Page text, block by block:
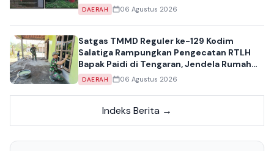
DAERAH 06 Agustus 2026
Satgas TMMD Reguler ke-129 Kodim
Salatiga Rampungkan Pengecatan RTLH
Bapak Paidi di Tengaran, Jendela Rumah
Kini Tampil Bersih
DAERAH 06 Agustus 2026
Indeks Berita →